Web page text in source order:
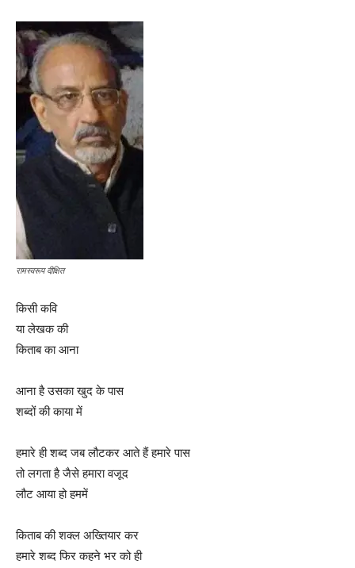
रामस्वरूप दीक्षित
किसी कवि
या लेखक की
किताब का आना
आना है उसका खुद के पास
शब्दों की काया में
हमारे ही शब्द जब लौटकर आते हैं हमारे पास
तो लगता है जैसे हमारा वजूद
लौट आया हो हममें
किताब की शक्ल अख्तियार कर
हमारे शब्द फिर कहने भर को ही